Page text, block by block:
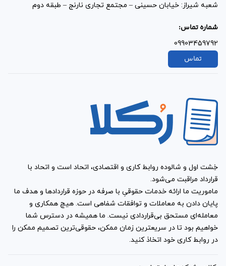
شعبه شیراز: خیابان حسینی – مجتمع تجاری نارنج – طبقه دوم
شماره تماس:
09903459792
تماس
خِشت اول و شالوده روابط کاری و اقتصادی، اتحاد است و اتحاد با
قرارداد مراقبت می‌شود.
ماموریت ما ارائه خدمات حقوقیِ با صرفه در حوزه قراردادها و هدف ما
پایان دادن به معاملات و توافقات شفاهی است. هیچ همکاری و
معامله‌ای مستحق بی‌قراردادی نیست. ما همیشه در دسترس شما
خواهیم بود تا در سریعترین زمان ممکن، حقوقی‌ترین تصمیم ممکن را
در روابط کاری خود اتخاذ کنید.